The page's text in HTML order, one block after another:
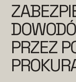
PRZEZ